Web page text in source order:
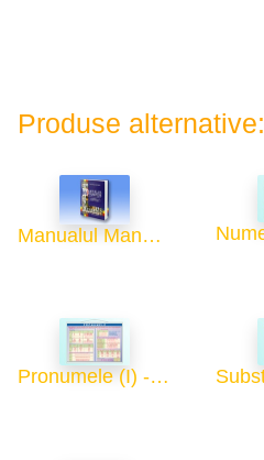
Produse alternative:
Manualul Manualelor
Pronumele (I) - 50x70